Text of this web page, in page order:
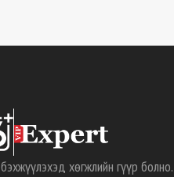
хөгжлийн гүүр болно.